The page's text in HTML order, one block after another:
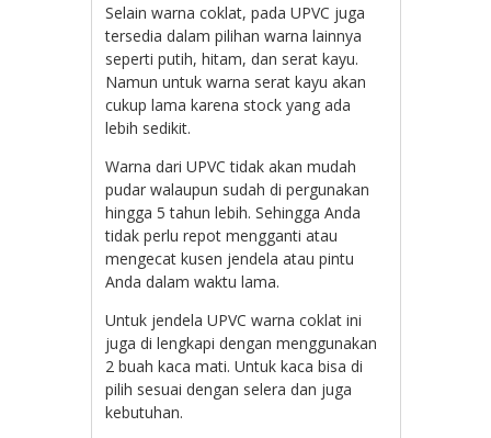
Selain warna coklat, pada UPVC juga
tersedia dalam pilihan warna lainnya
seperti putih, hitam, dan serat kayu.
Namun untuk warna serat kayu akan
cukup lama karena stock yang ada
lebih sedikit.
Warna dari UPVC tidak akan mudah
pudar walaupun sudah di pergunakan
hingga 5 tahun lebih. Sehingga Anda
tidak perlu repot mengganti atau
mengecat kusen jendela atau pintu
Anda dalam waktu lama.
Untuk jendela UPVC warna coklat ini
juga di lengkapi dengan menggunakan
2 buah kaca mati. Untuk kaca bisa di
pilih sesuai dengan selera dan juga
kebutuhan.